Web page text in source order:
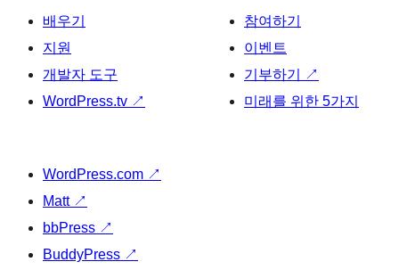
배우기
지원
개발자 도구
WordPress.tv ↗
참여하기
이벤트
기부하기
↗
미래를 위한 5가지
WordPress.com ↗
Matt ↗
bbPress ↗
BuddyPress ↗